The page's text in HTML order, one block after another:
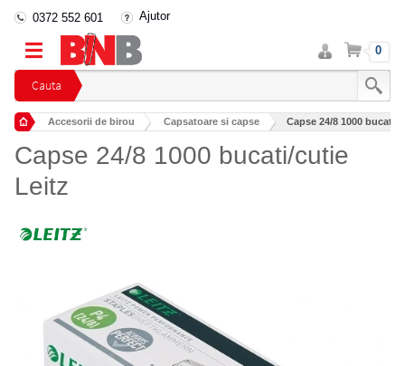
Cauta
0372 552 601 Ajutor
Intra
in
cont
Cos 0
Accesorii de birou Capsatoare si capse Capse 24/8 1000 bucati/
Capse 24/8 1000 bucati/cutie
Leitz